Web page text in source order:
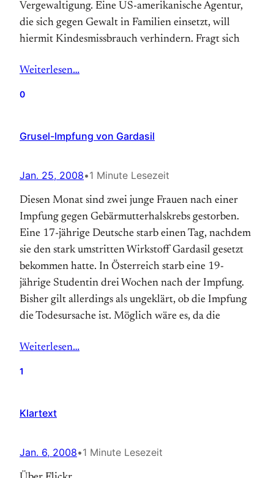
Vergewaltigung. Eine US-amerikanische Agentur,
die sich gegen Gewalt in Familien einsetzt, will
hiermit Kindesmissbrauch verhindern. Fragt sich
Weiterlesen…
0
Grusel-Impfung von Gardasil
Jan. 25, 2008•1 Minute Lesezeit
Diesen Monat sind zwei junge Frauen nach einer
Impfung gegen Gebärmutterhalskrebs gestorben.
Eine 17-jährige Deutsche starb einen Tag, nachdem
sie den stark umstritten Wirkstoff Gardasil gesetzt
bekommen hatte. In Österreich starb eine 19-
jährige Studentin drei Wochen nach der Impfung.
Bisher gilt allerdings als ungeklärt, ob die Impfung
die Todesursache ist. Möglich wäre es, da die
Weiterlesen…
1
Klartext
Jan. 6, 2008•1 Minute Lesezeit